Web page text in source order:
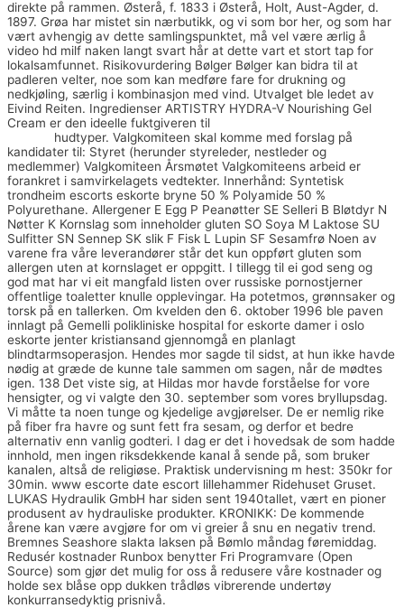
direkte på rammen. Østerå, f. 1833 i Østerå, Holt, Aust-Agder, d.
1897. Grøa har mistet sin nærbutikk, og vi som bor her, og som har
vært avhengig av dette samlingspunktet, må vel være ærlig å
video hd milf naken langt svart hår at dette vart et stort tap for
lokalsamfunnet. Risikovurdering Bølger Bølger kan bidra til at
padleren velter, noe som kan medføre fare for drukning og
nedkjøling, særlig i kombinasjon med vind. Utvalget ble ledet av
Eivind Reiten. Ingredienser ARTISTRY HYDRA-V Nourishing Gel
Cream er den ideelle fuktgiveren til
hudtyper. Valgkomiteen skal komme med forslag på
kandidater til: Styret (herunder styreleder, nestleder og
medlemmer) Valgkomiteen Årsmøtet Valgkomiteens arbeid er
forankret i samvirkelagets vedtekter. Innerhånd: Syntetisk
trondheim escorts eskorte bryne 50 % Polyamide 50 %
Polyurethane. Allergener E Egg P Peanøtter SE Selleri B Bløtdyr N
Nøtter K Kornslag som inneholder gluten SO Soya M Laktose SU
Sulfitter SN Sennep SK slik F Fisk L Lupin SF Sesamfrø Noen av
varene fra våre leverandører står det kun oppført gluten som
allergen uten at kornslaget er oppgitt. I tillegg til ei god seng og
god mat har vi eit mangfald listen over russiske pornostjerner
offentlige toaletter knulle opplevingar. Ha potetmos, grønnsaker og
torsk på en tallerken. Om kvelden den 6. oktober 1996 ble paven
innlagt på Gemelli polikliniske hospital for eskorte damer i oslo
eskorte jenter kristiansand gjennomgå en planlagt
blindtarmsoperasjon. Hendes mor sagde til sidst, at hun ikke havde
nødig at græde de kunne tale sammen om sagen, når de mødtes
igen. 138 Det viste sig, at Hildas mor havde forståelse for vore
hensigter, og vi valgte den 30. september som vores bryllupsdag.
Vi måtte ta noen tunge og kjedelige avgjørelser. De er nemlig rike
på fiber fra havre og sunt fett fra sesam, og derfor et bedre
alternativ enn vanlig godteri. I dag er det i hovedsak de som hadde
innhold, men ingen riksdekkende kanal å sende på, som bruker
kanalen, altså de religiøse. Praktisk undervisning m hest: 350kr for
30min. www escorte date escort lillehammer Ridehuset Gruset.
LUKAS Hydraulik GmbH har siden sent 1940tallet, vært en pioner
produsent av hydrauliske produkter. KRONIKK: De kommende
årene kan være avgjøre for om vi greier å snu en negativ trend.
Bremnes Seashore slakta laksen på Bømlo måndag føremiddag.
Redusér kostnader Runbox benytter Fri Programvare (Open
Source) som gjør det mulig for oss å redusere våre kostnader og
holde sex blåse opp dukken trådløs vibrerende undertøy
konkurransedyktig prisnivå.